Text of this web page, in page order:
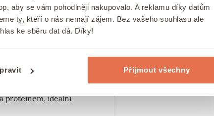
aby se vám pohodlněji nakupovalo. A reklamu díky datům
ty, kteří o nás nemají zájem. Bez vašeho souhlasu ale
ke sběru dat dá. Díky!
Přijmout všechny
SNÍDANĚ SVAČINY
s ovocem
proteinem, ideální